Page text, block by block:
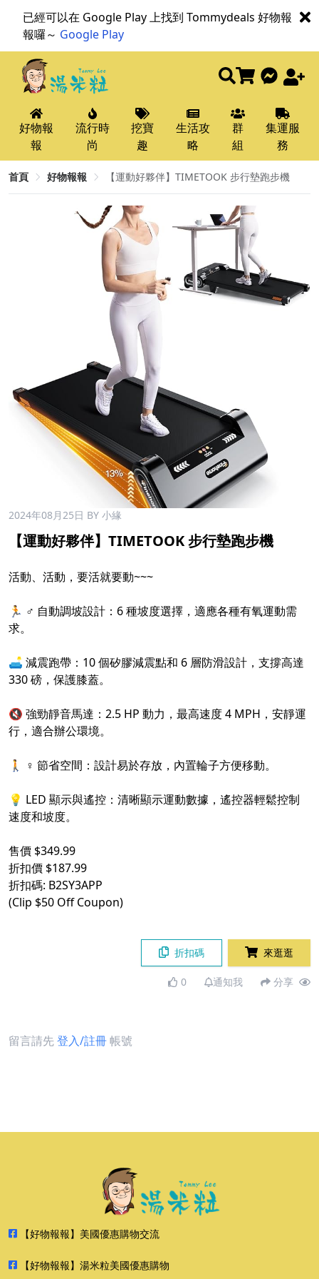
已經可以在 Google Play 上找到 Tommydeals 好物報
報囉～ Google Play
好物報
報
流行時
尚
挖寶
趣
生活攻
略
群
組
集運服
務
首頁 好物報報 【運動好夥伴】TIMETOOK 步行墊跑步機
2024年08月25日 BY 小緣
【運動好夥伴】TIMETOOK 步行墊跑步機
活動、活動，要活就要動~~~
🏃 ♂️ 自動調坡設計：6 種坡度選擇，適應各種有氧運動需
求。
🛋️ 減震跑帶：10 個矽膠減震點和 6 層防滑設計，支撐高達
330 磅，保護膝蓋。
🔇 強勁靜音馬達：2.5 HP 動力，最高速度 4 MPH，安靜運
行，適合辦公環境。
🚶 ♀️ 節省空間：設計易於存放，內置輪子方便移動。
💡 LED 顯示與遙控：清晰顯示運動數據，遙控器輕鬆控制
速度和坡度。
售價 $349.99
折扣價 $187.99
折扣碼: B2SY3APP
(Clip $50 Off Coupon)
折扣碼 來逛逛
0 通知我 分享
留言請先登入/註冊帳號
【好物報報】美國優惠購物交流
【好物報報】湯米粒美國優惠購物